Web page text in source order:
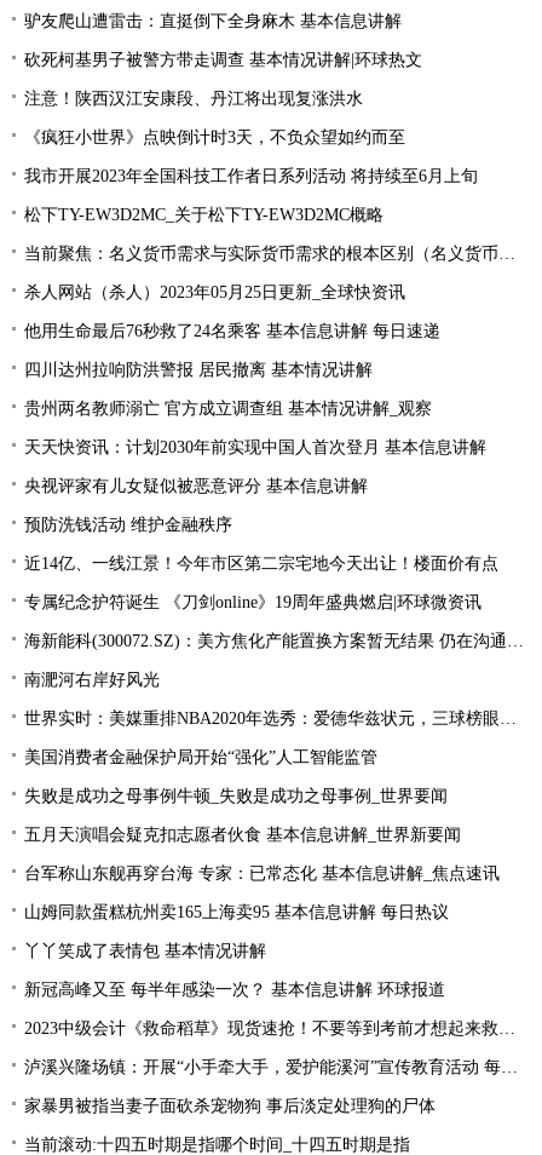
驴友爬山遭雷击：直挺倒下全身麻木 基本信息讲解
砍死柯基男子被警方带走调查 基本情况讲解|环球热文
注意！陕西汉江安康段、丹江将出现复涨洪水
《疯狂小世界》点映倒计时3天，不负众望如约而至
我市开展2023年全国科技工作者日系列活动 将持续至6月上旬
松下TY-EW3D2MC_关于松下TY-EW3D2MC概略
当前聚焦：名义货币需求与实际货币需求的根本区别（名义货币需求与实际货币需求）
杀人网站（杀人）2023年05月25日更新_全球快资讯
他用生命最后76秒救了24名乘客 基本信息讲解 每日速递
四川达州拉响防洪警报 居民撤离 基本情况讲解
贵州两名教师溺亡 官方成立调查组 基本情况讲解_观察
天天快资讯：计划2030年前实现中国人首次登月 基本信息讲解
央视评家有儿女疑似被恶意评分 基本信息讲解
预防洗钱活动 维护金融秩序
近14亿、一线江景！今年市区第二宗宅地今天出让！楼面价有点
专属纪念护符诞生 《刀剑online》19周年盛典燃启|环球微资讯
海新能科(300072.SZ)：美方焦化产能置换方案暂无结果 仍在沟通过程中|环球观点
南淝河右岸好风光
世界实时：美媒重排NBA2020年选秀：爱德华兹状元，三球榜眼，哈里伯顿探花
美国消费者金融保护局开始“强化”人工智能监管
失败是成功之母事例牛顿_失败是成功之母事例_世界要闻
五月天演唱会疑克扣志愿者伙食 基本信息讲解_世界新要闻
台军称山东舰再穿台海 专家：已常态化 基本信息讲解_焦点速讯
山姆同款蛋糕杭州卖165上海卖95 基本信息讲解 每日热议
丫丫笑成了表情包 基本情况讲解
新冠高峰又至 每半年感染一次？ 基本信息讲解 环球报道
2023中级会计《救命稻草》现货速抢！不要等到考前才想起来救命稻草！
泸溪兴隆场镇：开展“小手牵大手，爱护能溪河”宣传教育活动 每日速读
家暴男被指当妻子面砍杀宠物狗 事后淡定处理狗的尸体
当前滚动:十四五时期是指哪个时间_十四五时期是指